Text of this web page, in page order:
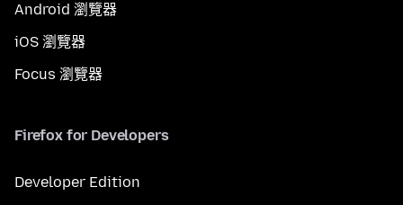
Android 瀏覽器
iOS 瀏覽器
Focus 瀏覽器
Firefox for Developers
Developer Edition